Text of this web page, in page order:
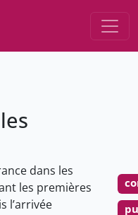
dans les
les premières
l’arrivée